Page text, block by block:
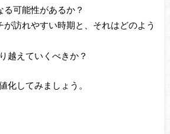
可能性があるか？
訪れやすい時期と、それはどのよう
越えていくべきか？
化してみましょう。